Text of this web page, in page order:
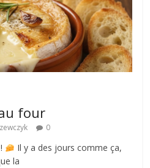
four
0
Il y a des jours comme ça,
la